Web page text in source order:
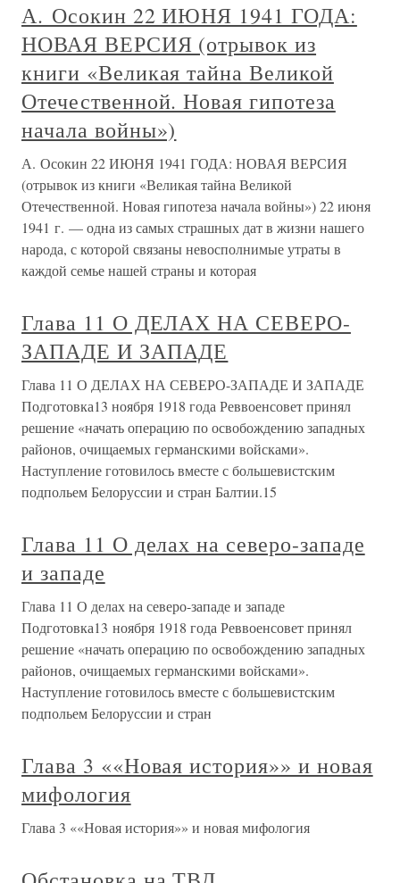
А. Осокин 22 ИЮНЯ 1941 ГОДА:
НОВАЯ ВЕРСИЯ (отрывок из
книги «Великая тайна Великой
Отечественной. Новая гипотеза
начала войны»)
А. Осокин 22 ИЮНЯ 1941 ГОДА: НОВАЯ ВЕРСИЯ
(отрывок из книги «Великая тайна Великой
Отечественной. Новая гипотеза начала войны») 22 июня
1941 г. — одна из самых страшных дат в жизни нашего
народа, с которой связаны невосполнимые утраты в
каждой семье нашей страны и которая
Глава 11 О ДЕЛАХ НА СЕВЕРО-
ЗАПАДЕ И ЗАПАДЕ
Глава 11 О ДЕЛАХ НА СЕВЕРО-ЗАПАДЕ И ЗАПАДЕ
Подготовка13 ноября 1918 года Реввоенсовет принял
решение «начать операцию по освобождению западных
районов, очищаемых германскими войсками».
Наступление готовилось вместе с большевистским
подпольем Белоруссии и стран Балтии.15
Глава 11 О делах на северо-западе
и западе
Глава 11 О делах на северо-западе и западе
Подготовка13 ноября 1918 года Реввоенсовет принял
решение «начать операцию по освобождению западных
районов, очищаемых германскими войсками».
Наступление готовилось вместе с большевистским
подпольем Белоруссии и стран
Глава 3 ««Новая история»» и новая
мифология
Глава 3 ««Новая история»» и новая мифология